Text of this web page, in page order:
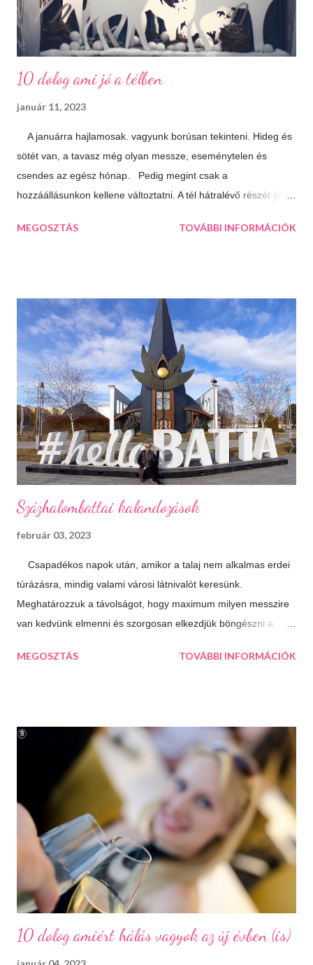
10 dolog ami jó a télben
január 11, 2023
A januárra hajlamosak. vagyunk borúsan tekinteni. Hideg és
sötét van, a tavasz még olyan messze, eseménytelen és
csendes az egész hónap. Pedig megint csak a
hozzáállásunkon kellene változtatni. A tél hátralévő részét jól is
ami jó a télben: Végtelen mozizós estek Hamar sötétedik, ha
már nem gyakran esik a hó, de korizni akkor is lehet, minden
másért meg irány a Kékes, Dobogókő vagy Eplény. Sűrű
krémlevesek Van abban valami megnyugtató amikor az ember
egy tál tartalmas és forró krémlevest kanalaz. Illatos, forró
fürdők Azt hiszem ehhez nem is kell mit hozzáfűzni...
Hangulatfények mindenhol Bátran rakd velük tele te is a
lakásodat, meglátod milyen meghitt hangulatot teremtenek.
Isteni sütemények Diós, mákos, túrós, lekváro...
MEGOSZTÁS TOVÁBBI INFORMÁCIÓK
Százhalombattai kalandozások
február 03, 2023
Csapadékos napok után, amikor a talaj nem alkalmas erdei
túrázásra, mindig valami városi látnivalót keresünk.
Meghatározzuk a távolságot, hogy maximum milyen messzire
van kedvünk elmenni és szorgosan elkezdjük böngészni a
települést. Így esett a választásunk következő úticélként
lakott, bővelkedik régészeti feltárásokban és kincsekben,
melyeket a város a mai napig lelkiismeretesen ápol és büszkén
meg is mutat a világnak. A százhalom előtag a település
határában húzódó halomsírokra utal, melyeket ma is meg lehet
tekinteni a régészeti parkban. De még mielőtt ide eljutnánk,
érdemes megállni a gyönyörűen felújított főtéren, ahol a
Makovecz Imre által tervezett Szent István Templom magas...
MEGOSZTÁS TOVÁBBI INFORMÁCIÓK
10 dolog amiért hálás vagyok az új évben (is)